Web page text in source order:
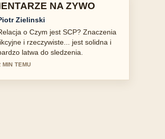
NA ZYWO
Wozniak
dobra weryfikacja wokol Film
odwaga – opis, fakty, obsada....
redakcji powinno pisac w ten